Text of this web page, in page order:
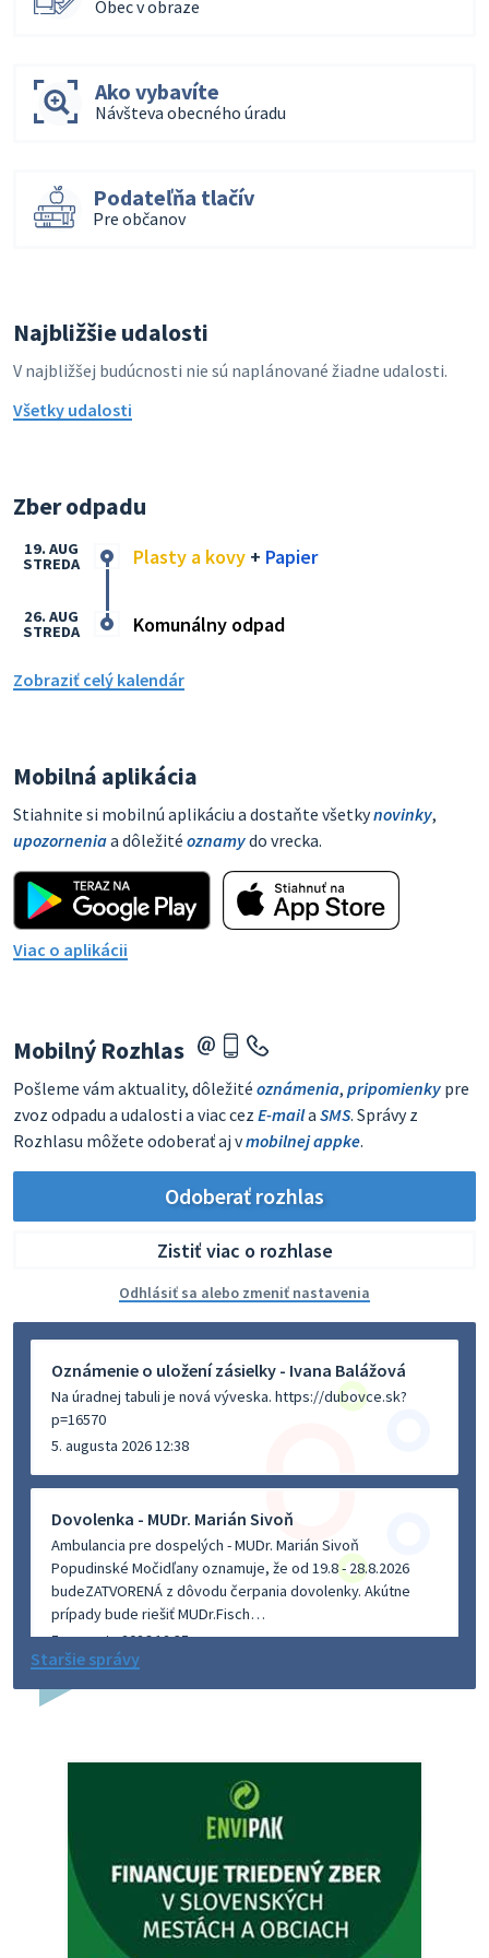
Obec v obraze
Ako vybavíte
Návšteva obecného úradu
Podateľňa tlačív
Pre občanov
Najbližšie udalosti
V najbližšej budúcnosti nie sú naplánované žiadne udalosti.
Všetky udalosti
Zber odpadu
Plasty a kovy + Papier
19. AUG
STREDA
Komunálny odpad
26. AUG
STREDA
Zobraziť celý kalendár
Mobilná aplikácia
Stiahnite si mobilnú aplikáciu a dostaňte všetkynovinky,
upozorneniaa dôležité oznamydo vrecka.
Viac o aplikácii
Mobilný Rozhlas
Pošleme vám aktuality, dôležité oznámenia, pripomienky pre
zvoz odpadu a udalosti a viac cez E-maila SMS. Správy z
Rozhlasu môžete odoberať aj vmobilnej appke.
Odoberať rozhlas
Zistiť viac o rozhlase
Odhlásiť sa alebo zmeniť nastavenia
Oznámenie o uložení zásielky - Ivana Balážová
Na úradnej tabuli je nová výveska. https://dubovce.sk?
p=16570
5. augusta 2026 12:38
Dovolenka - MUDr. Marián Sivoň
Ambulancia pre dospelých - MUDr. Marián Sivoň
Popudinské Močidľany oznamuje, že od 19.8 - 28.8.2026
budeZATVORENÁ z dôvodu čerpania dovolenky. Akútne
prípady bude riešiť MUDr.Fisch…
5. augusta 2026 12:35
4. augusta 2026 15:30
Dnešný zvoz odpadu
Vážený občan, dnes 5. 8. sa zváža komunálny odpad.
5. augusta 2026 05:00
Staršie správy